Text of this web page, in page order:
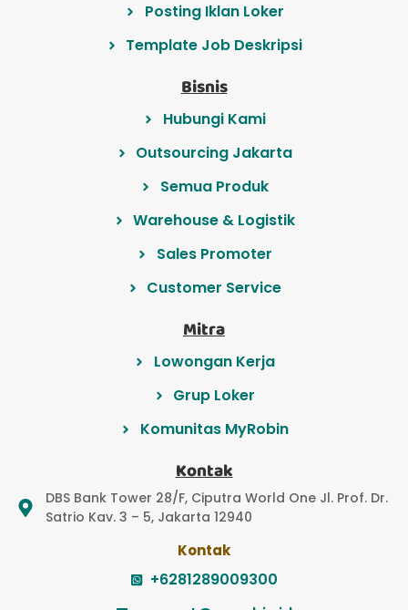
Posting Iklan Loker
Template Job Deskripsi
Bisnis
Hubungi Kami
Outsourcing Jakarta
Semua Produk
Warehouse & Logistik
Sales Promoter
Customer Service
Mitra
Lowongan Kerja
Grup Loker
Komunitas MyRobin
Kontak
DBS Bank Tower 28/F, Ciputra World One Jl. Prof. Dr.
Satrio Kav. 3 – 5, Jakarta 12940
Kontak
+6281289009300